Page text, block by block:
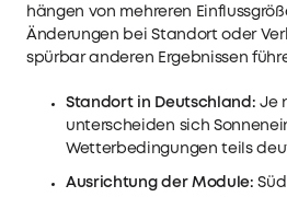
hängen von mehreren
Änderungen bei Standort oder
spürbar anderen Ergebnissen
Standort in Deutschland: Je
unterscheiden sich
Wetterbedingungen teils
Ausrichtung der Module: